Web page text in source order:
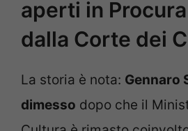
aperti in
dalla Corte dei
La storia è nota: Gennaro
dimesso dopo che il